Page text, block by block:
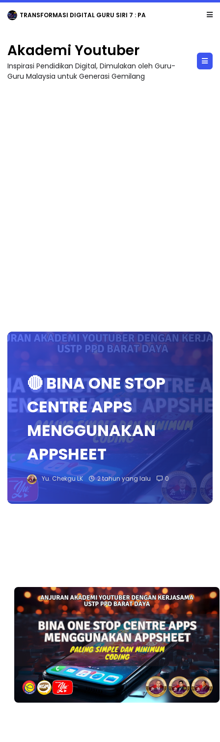
TRANSFORMASI DIGITAL GURU SIRI 7 : PAHLAWAN DIGITAL PENYELAMAT DUNIA
Akademi Youtuber
Inspirasi Pendidikan Digital, Dimulakan oleh Guru-
Guru Malaysia untuk Generasi Gemilang
🔴 BINA ONE STOP
CENTRE APPS
MENGGUNAKAN
APPSHEET
Yu. Chekgu LK 2 tahun yang lalu 0